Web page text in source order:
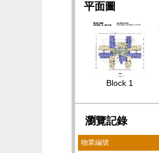
平面圖
Block 1
瀏覽記錄
物業編號